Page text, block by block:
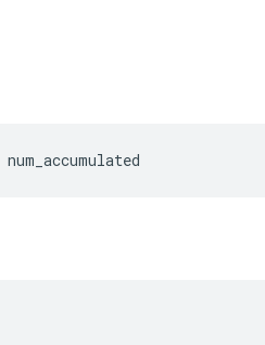
num_accumulated